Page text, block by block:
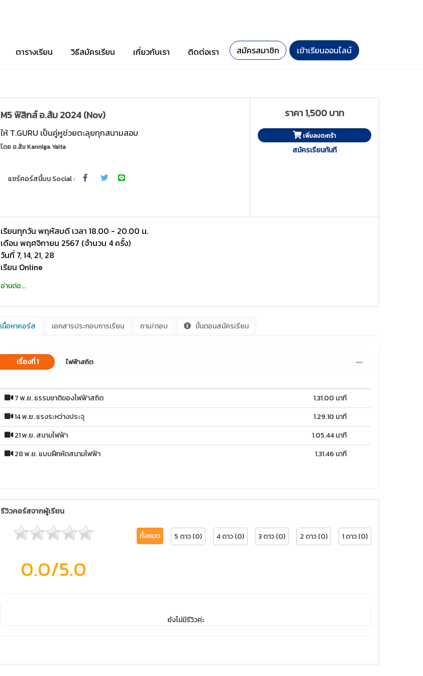
ตารางเรียน วิธีสมัครเรียน เกี่ยวกับเรา ติดต่อเรา สมัครสมาชิก เข้าเรียนออนไลน์
M5 ฟิสิกส์ อ.ส้ม 2024 (Nov)
ให้ T.GURU เป็นคู่หูช่วยตะลุยทุกสนามสอบ
โดยอ.ส้ม Kanniga Yaita
แชร์คอร์สนี้บน Social :
ราคา 1,500 บาท
เพิ่มลงตะกร้า
สมัครเรียนทันที
เรียนทุกวัน พฤหัสบดี เวลา 18.00 - 20.00 น.
เดือน พฤศจิกายน 2567 (จำนวน 4 ครั้ง)
วันที่ 7, 14, 21, 28
เรียน Online
อ่านต่อ...
เนื้อหาคอร์ส เอกสารประกอบการเรียน ถาม/ตอบ ขั้นตอนสมัครเรียน
เรื่องที่ 1 ไฟฟ้าสถิต
7 พ.ย. ธรรมชาติของไฟฟ้าสถิต
1.31.00 นาที
14 พ.ย. แรงระหว่างประจุ
1.29.10 นาที
21 พ.ย. สนามไฟฟ้า
1.05.44 นาที
28 พ.ย. แบบฝึกหัดสนามไฟฟ้า
1.31.46 นาที
รีวิวคอร์สจากผู้เรียน
0.0/5.0
ทั้งหมด 5 ดาว (0) 4 ดาว (0) 3 ดาว (0) 2 ดาว (0) 1 ดาว (0)
ยังไม่มีรีวิวค่ะ